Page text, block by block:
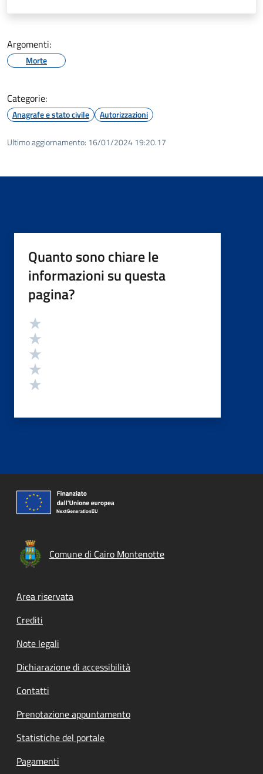
Argomenti:
Morte
Categorie:
Anagrafe e stato civile Autorizzazioni
Ultimo aggiornamento: 16/01/2024 19:20.17
Quanto sono chiare le
informazioni su questa
pagina?
Valutazione
Comune di Cairo Montenotte
Footer menu
Area riservata
Crediti
Note legali
Dichiarazione di accessibilità
Contatti
Prenotazione appuntamento
Statistiche del portale
Pagamenti